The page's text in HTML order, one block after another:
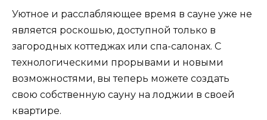
Уютное и расслабляющее время в сауне уже не
является роскошью, доступной только в
загородных коттеджах или спа-салонах. С
технологическими прорывами и новыми
возможностями, вы теперь можете создать
свою собственную сауну на лоджии в своей
квартире.